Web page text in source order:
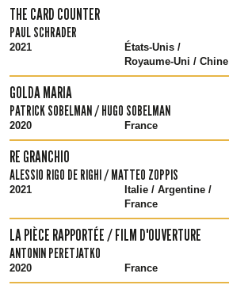
THE CARD COUNTER
PAUL SCHRADER
2021
États-Unis /
Royaume-Uni / Chine
GOLDA MARIA
PATRICK SOBELMAN / HUGO SOBELMAN
2020 France
RE GRANCHIO
ALESSIO RIGO DE RIGHI / MATTEO ZOPPIS
2021
Italie / Argentine /
France
LA PIÈCE RAPPORTÉE / FILM D'OUVERTURE
ANTONIN PERETJATKO
2020 France